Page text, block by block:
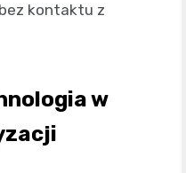
kontaktu z
w